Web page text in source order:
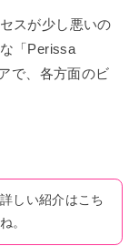
スが少し悪いの
「Perissa
で、各方面のビ
しい紹介はこち
。